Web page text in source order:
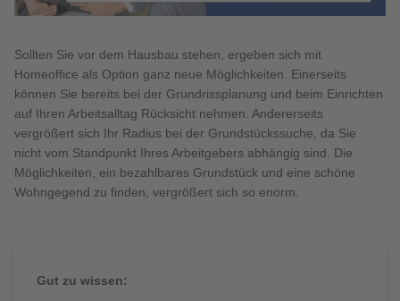
Sollten Sie vor dem Hausbau stehen, ergeben sich mit
Homeoffice als Option ganz neue Möglichkeiten. Einerseits
können Sie bereits bei der Grundrissplanung und beim Einrichten
auf Ihren Arbeitsalltag Rücksicht nehmen. Andererseits
vergrößert sich Ihr Radius bei der Grundstückssuche, da Sie
nicht vom Standpunkt Ihres Arbeitgebers abhängig sind. Die
Möglichkeiten, ein bezahlbares Grundstück und eine schöne
Wohngegend zu finden, vergrößert sich so enorm.
Gut zu wissen: